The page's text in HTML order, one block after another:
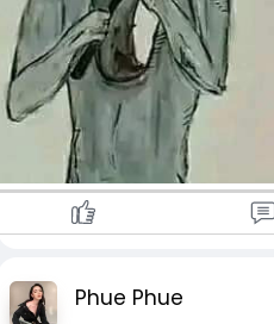
Phue Phue